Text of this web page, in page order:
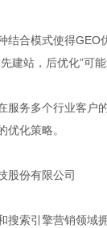
结合模式使得
建站，后优化”可
服务多个行业客户
优化策略。
股份有限公司
搜索引擎营销领域